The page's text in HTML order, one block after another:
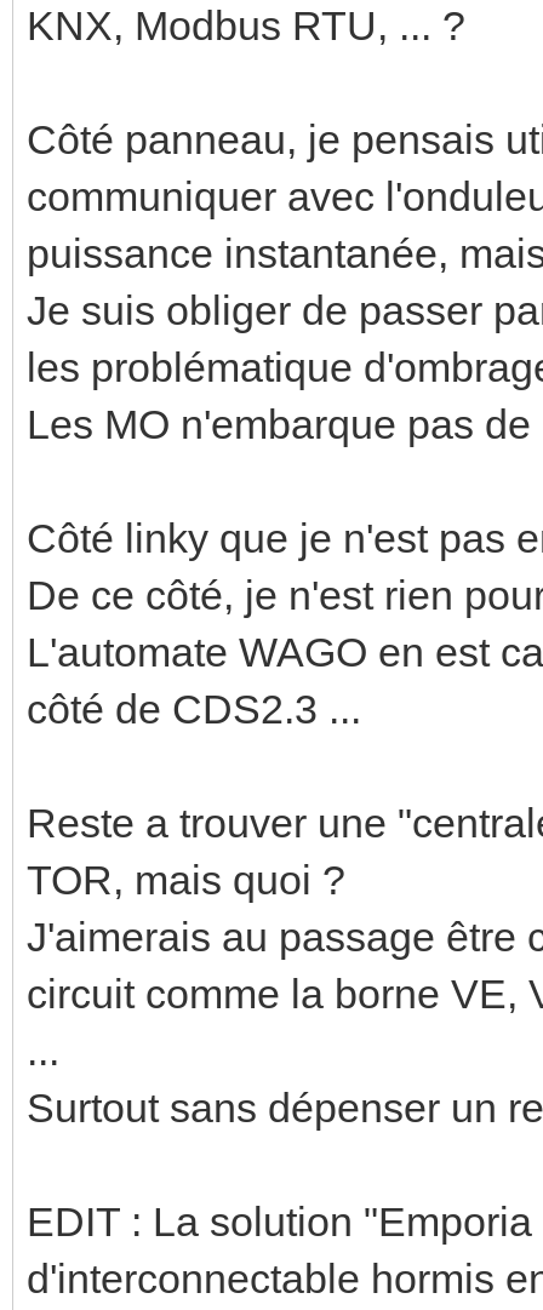
KNX, Modbus RTU, ... ?
Côté panneau, je pensais
communiquer avec
puissance instantanée,
Je suis obliger de passer
les problématique
Les MO n'embarque pas
Côté linky que je n'est pas
De ce côté, je n'est rien
L'automate WAGO en est
côté de CDS2.3 ...
Reste a trouver une
TOR, mais quoi ?
J'aimerais au passage être
circuit comme la borne VE,
...
Surtout sans dépenser un
EDIT : La solution
d'interconnectable hormis